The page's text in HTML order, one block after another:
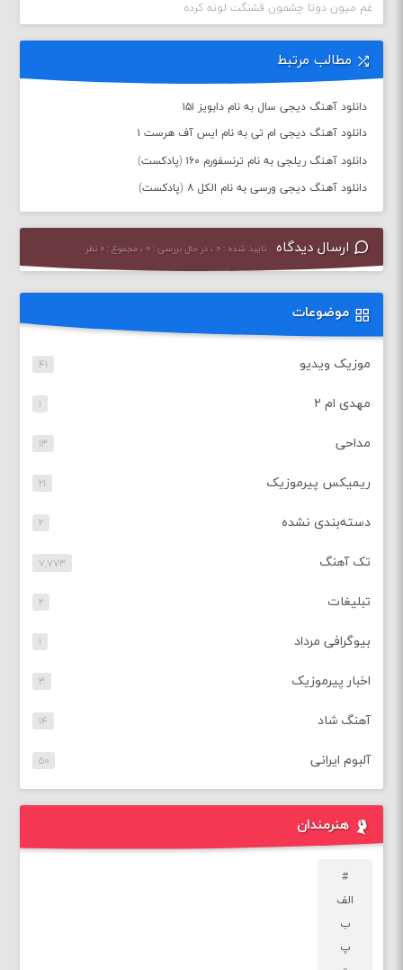
غم میون دوتا چشمون قشنگت لونه کرده
مطالب مرتبط
دانلود آهنگ دیجی سال به نام دابویز ۱۵۱
دانلود آهنگ دیجی ام تی به نام ایس آف هرست ۱
دانلود آهنگ ریلجی به نام ترنسفورم ۱۶۰ (پادکست)
دانلود آهنگ دیجی ورسی به نام الکل ۸ (پادکست)
ارسال دیدگاه تایید شده : ۰ ، در حال بررسی : ۰ ، مجموع : ۰ نظر
موضوعات
موزیک ویدیو ۴۱
مهدی ام ۲ ۱
مداحی ۱۳
ریمیکس پیرموزیک ۲۱
دسته‌بندی نشده ۲
تک آهنگ ۷,۷۷۳
تبلیغات ۲
بیوگرافی مرداد ۱
اخبار پیرموزیک ۳
آهنگ شاد ۱۴
آلبوم ایرانی ۵۰
هنرمندان
#
الف
ب
پ